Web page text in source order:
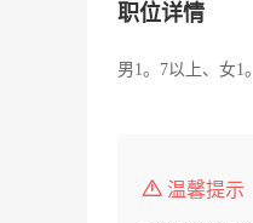
职位详情
男1。7以上、女1
温馨提示